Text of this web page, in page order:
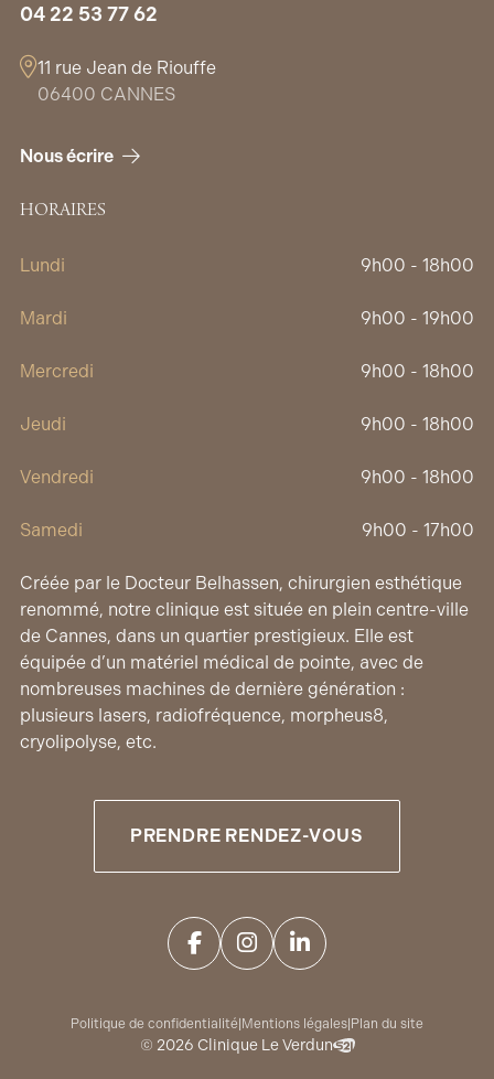
04 22 53 77 62
11 rue Jean de Riouffe
06400 CANNES
Nous écrire
Créée par le Docteur Belhassen, chirurgien esthétique
renommé, notre clinique est située en plein centre-ville
de Cannes, dans un quartier prestigieux. Elle est
équipée d’un matériel médical de pointe, avec de
nombreuses machines de dernière génération :
plusieurs lasers, radiofréquence, morpheus8,
cryolipolyse, etc.
PRENDRE RENDEZ-VOUS
HORAIRES
Lundi 9h00 - 18h00
Mardi 9h00 - 19h00
Mercredi 9h00 - 18h00
Jeudi 9h00 - 18h00
Vendredi 9h00 - 18h00
Samedi 9h00 - 17h00
Politique de confidentialité Mentions légales Plan du site
© 2026 Clinique Le Verdun